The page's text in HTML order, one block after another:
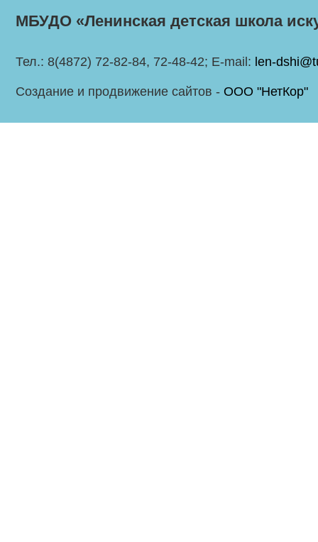
МБУДО «Ленинская детская школа
Тел.: 8(4872) 72-82-84, 72-48-42; E-mail: len-
Создание и продвижение сайтов - ООО "НетКор"